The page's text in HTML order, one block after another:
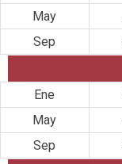
May
Sep
Ene
May
Sep